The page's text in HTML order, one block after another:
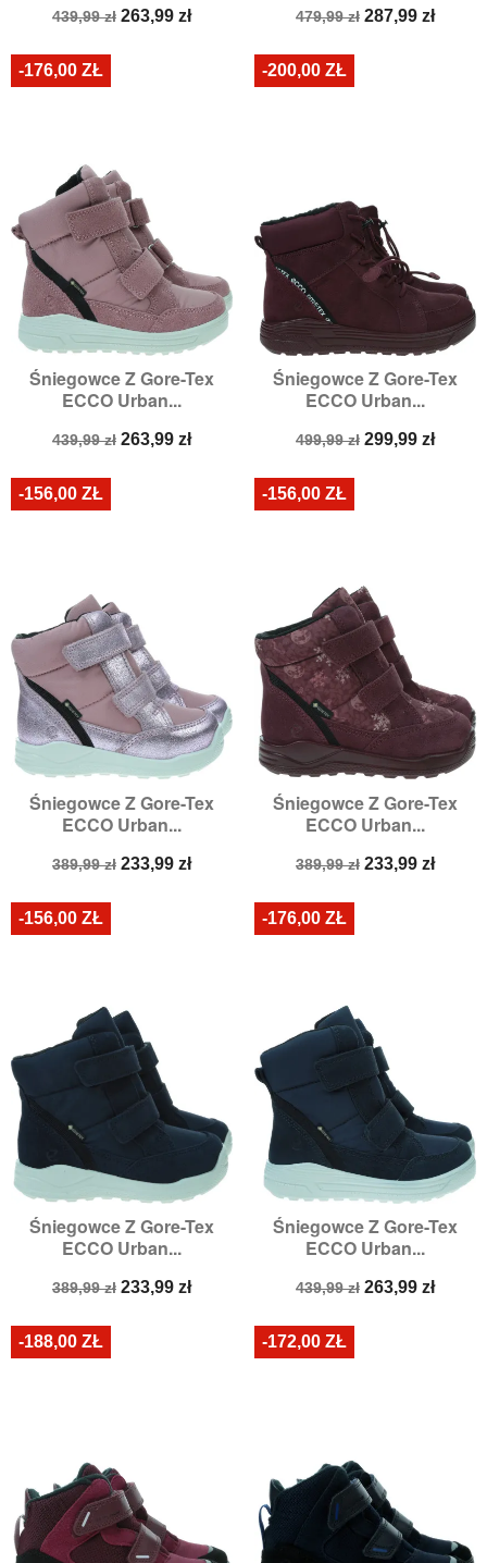
Cena
439,99 zł Cena
263,99 zł
Cena
479,99 zł Cena
287,99 zł
Śniegowce Z Gore-Tex
ECCO Urban...
Cena
439,99 zł Cena
263,99 zł
-176,00 ZŁ
Śniegowce Z Gore-Tex
ECCO Urban...
Cena
499,99 zł Cena
299,99 zł
-200,00 ZŁ
Śniegowce Z Gore-Tex
ECCO Urban...
Cena
389,99 zł Cena
233,99 zł
-156,00 ZŁ
Śniegowce Z Gore-Tex
ECCO Urban...
Cena
389,99 zł Cena
233,99 zł
-156,00 ZŁ
Śniegowce Z Gore-Tex
ECCO Urban...
Cena
389,99 zł Cena
233,99 zł
-156,00 ZŁ
Śniegowce Z Gore-Tex
ECCO Urban...
Cena
439,99 zł Cena
263,99 zł
-176,00 ZŁ
-188,00 ZŁ -172,00 ZŁ